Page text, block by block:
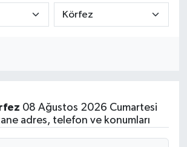
08 Ağustos 2026 Cumartesi
adres, telefon ve konumları